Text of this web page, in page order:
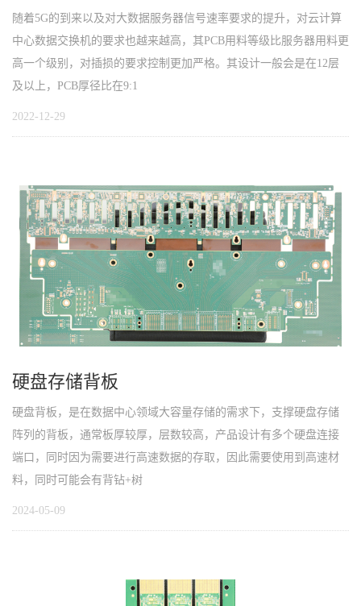
随着5G的到来以及对大数据服务器信号速率要求的提升，对云计算
中心数据交换机的要求也越来越高，其PCB用料等级比服务器用料更
高一个级别，对插损的要求控制更加严格。其设计一般会是在12层
及以上，PCB厚径比在9:1
2022-12-29
硬盘存储背板
硬盘背板，是在数据中心领域大容量存储的需求下，支撑硬盘存储
阵列的背板，通常板厚较厚，层数较高，产品设计有多个硬盘连接
端口，同时因为需要进行高速数据的存取，因此需要使用到高速材
料，同时可能会有背钻+树
2024-05-09